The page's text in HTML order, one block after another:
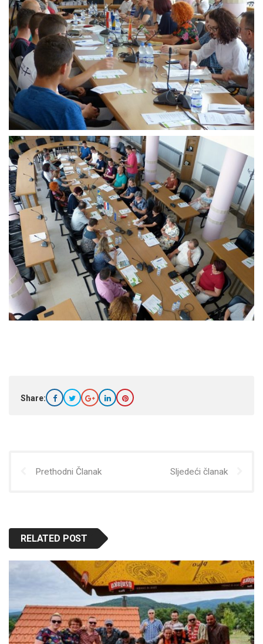
Share:
Prethodni Članak Sljedeći članak
RELATED POST